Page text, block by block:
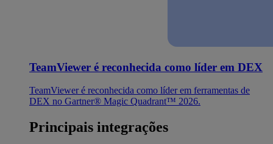
TeamViewer é reconhecida como líder em DEX
TeamViewer é reconhecida como líder em ferramentas de
DEX no Gartner® Magic Quadrant™ 2026.
Principais integrações